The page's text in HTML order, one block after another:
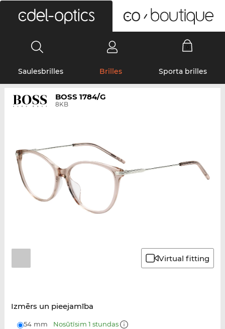
Saulesbrilles Brilles Sporta brilles
BOSS 1784/G
8KB
Virtual fitting
Izmērs un pieejamība
54 mm Nosūtīsim 1 stundas